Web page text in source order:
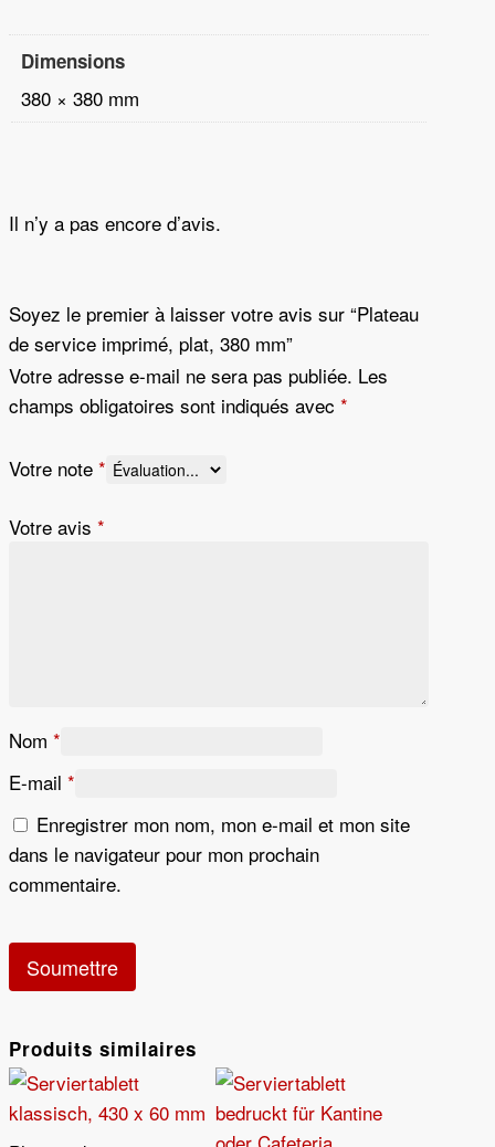
Dimensions
380 × 380 mm
Il n’y a pas encore d’avis.
Soyez le premier à laisser votre avis sur “Plateau
de service imprimé, plat, 380 mm”
Votre adresse e-mail ne sera pas publiée. Les
champs obligatoires sont indiqués avec *
Votre note *
Votre avis *
Nom *
E-mail *
Enregistrer mon nom, mon e-mail et mon site
dans le navigateur pour mon prochain
commentaire.
Produits similaires